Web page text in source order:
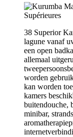
38 Superior
lagune vanaf
een open
allemaal
worden
kan worden
kamers
buitendouche,
minibar,